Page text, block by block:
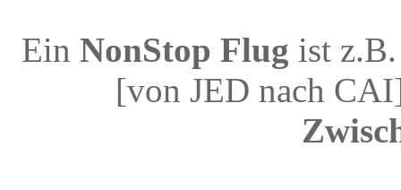
Ein NonStop Flug ist
[von JED nach